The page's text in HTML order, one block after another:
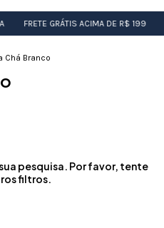
FRETE GRÁTIS ACIMA DE R$ 199
Chá Branco
pesquisa. Por favor, tente
filtros.